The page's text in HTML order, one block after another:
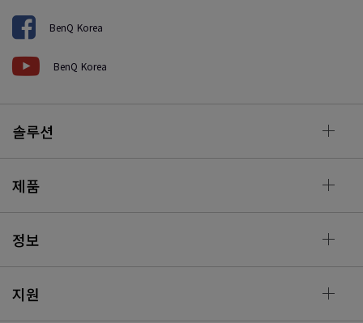
BenQ Korea
BenQ Korea
솔루션
제품
정보
지원